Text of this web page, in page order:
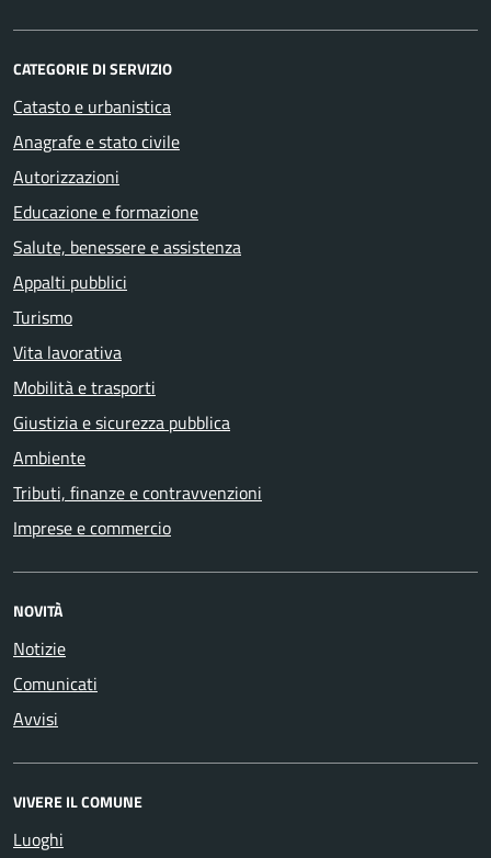
CATEGORIE DI SERVIZIO
Catasto e urbanistica
Anagrafe e stato civile
Autorizzazioni
Educazione e formazione
Salute, benessere e assistenza
Appalti pubblici
Turismo
Vita lavorativa
Mobilità e trasporti
Giustizia e sicurezza pubblica
Ambiente
Tributi, finanze e contravvenzioni
Imprese e commercio
NOVITÀ
Notizie
Comunicati
Avvisi
VIVERE IL COMUNE
Luoghi